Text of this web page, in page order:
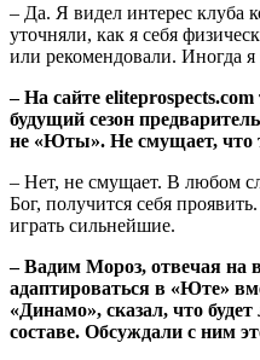
– Да. Я видел интерес клуба
уточняли, как я себя
или рекомендовали. Иногда я
– На сайте
будущий сезон
не «Юты». Не смущает, что
– Нет, не смущает. В любом
Бог, получится себя
играть сильнейшие.
– Вадим Мороз, отвечая на
адаптироваться в «Юте»
«Динамо», сказал, что
составе. Обсуждали с ним